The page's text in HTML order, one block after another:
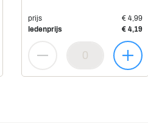
prijs
€ 4,99
ledenprijs
€ 4,19